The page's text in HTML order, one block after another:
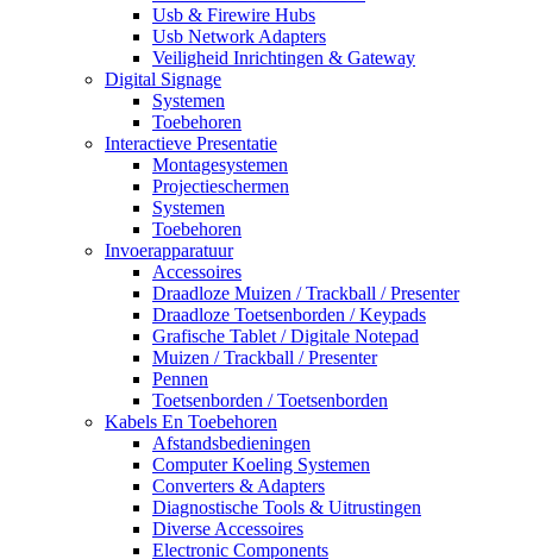
Usb & Firewire Hubs
Usb Network Adapters
Veiligheid Inrichtingen & Gateway
Digital Signage
Systemen
Toebehoren
Interactieve Presentatie
Montagesystemen
Projectieschermen
Systemen
Toebehoren
Invoerapparatuur
Accessoires
Draadloze Muizen / Trackball / Presenter
Draadloze Toetsenborden / Keypads
Grafische Tablet / Digitale Notepad
Muizen / Trackball / Presenter
Pennen
Toetsenborden / Toetsenborden
Kabels En Toebehoren
Afstandsbedieningen
Computer Koeling Systemen
Converters & Adapters
Diagnostische Tools & Uitrustingen
Diverse Accessoires
Electronic Components